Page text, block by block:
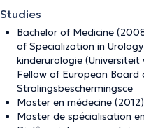
Studies
Bachelor of Medicine
of Specialization in
kinderurologie
Fellow of European Board
Stralingsbeschermingsce
Master en médecine (2012)
Master de spécialisation